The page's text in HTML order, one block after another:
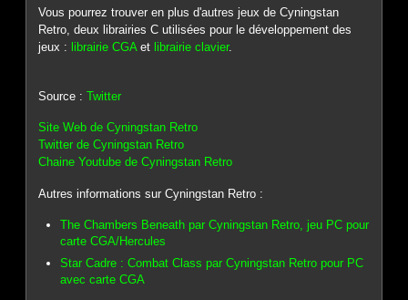
Vous pourrez trouver en plus d'autres jeux de Cyningstan
Retro, deux librairies C utilisées pour le développement des
jeux : librairie CGAet librairie clavier.
Source :Twitter
Site Web de Cyningstan Retro
Twitter de Cyningstan Retro
Chaine Youtube de Cyningstan Retro
Autres informations sur Cyningstan Retro :
The Chambers Beneath par Cyningstan Retro, jeu PC pour
carte CGA/Hercules
Star Cadre : Combat Class par Cyningstan Retro pour PC
avec carte CGA